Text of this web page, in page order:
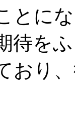
とに
待を
おり